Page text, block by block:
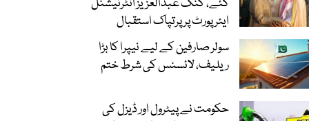
گئے، کنگ عبدالعزیز انٹرنیشنل
ایئر پورٹ پر پرتپاک استقبال
سولر صارفین کے لیے نیپرا کا بڑا
ریلیف، لائسنس کی شرط ختم
حکومت نے پیٹرول اور ڈیزل کی